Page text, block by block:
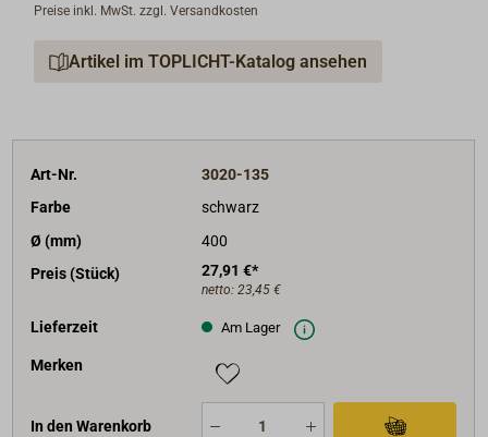
Preise inkl. MwSt. zzgl. Versandkosten
Artikel im TOPLICHT-Katalog ansehen
Art-Nr.
3020-135
Farbe
schwarz
Ø (mm)
400
Preis (Stück)
27,91 €*
netto: 23,45 €
Lieferzeit Am Lager
Merken
In den Warenkorb